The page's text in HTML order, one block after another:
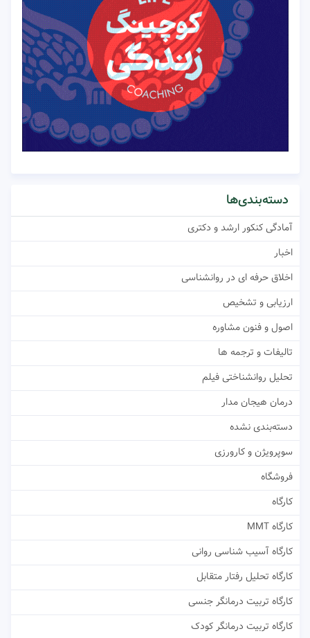
دسته‌بندی‌ها
آمادگی کنکور ارشد و دکتری
اخبار
اخلاق حرفه ای در روانشناسی
ارزیابی و تشخیص
اصول و فنون مشاوره
تالیفات و ترجمه ها
تحلیل روانشناختی فیلم
درمان هیجان مدار
دسته‌بندی نشده
سوپرویژن و کارورزی
فروشگاه
کارگاه
کارگاه MMT
کارگاه آسیب شناسی روانی
کارگاه تحلیل رفتار متقابل
کارگاه تربیت درمانگر جنسی
کارگاه تربیت درمانگر کودک